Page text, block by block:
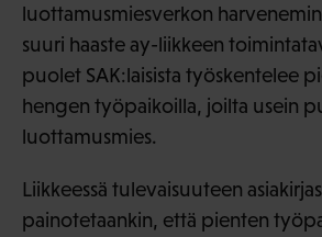
luottamusmiesverkon
suuri haaste ay-liikkeen
puolet SAK:laisista työskentelee
hengen työpaikoilla, joilta usein
luottamusmies.
Liikkeessä tulevaisuuteen
painotetaankin, että pienten